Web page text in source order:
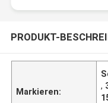
PRODUKT-
Markieren:
,